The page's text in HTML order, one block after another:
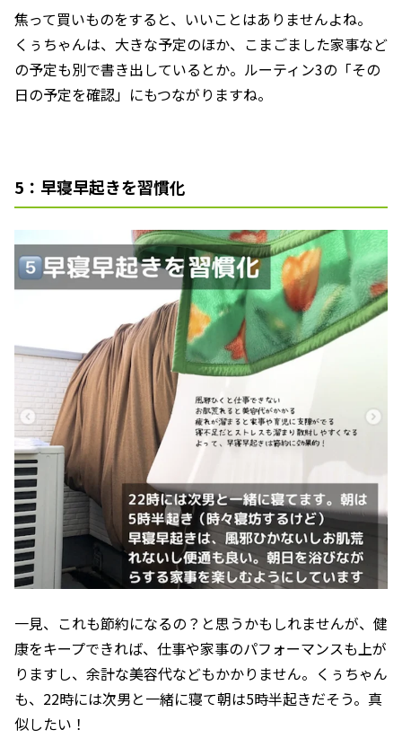
焦って買いものをすると、いいことはありませんよね。
くぅちゃんは、大きな予定のほか、こまごました家事など
の予定も別で書き出しているとか。ルーティン3の「その
日の予定を確認」にもつながりますね。
5：早寝早起きを習慣化
一見、これも節約になるの？と思うかもしれませんが、健
康をキープできれば、仕事や家事のパフォーマンスも上が
りますし、余計な美容代などもかかりません。くぅちゃん
も、22時には次男と一緒に寝て朝は5時半起きだそう。真
似したい！